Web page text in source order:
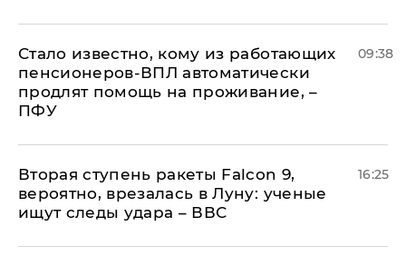
Стало известно, кому из работающих
пенсионеров-ВПЛ автоматически
продлят помощь на проживание, –
ПФУ
09:38
Вторая ступень ракеты Falcon 9,
вероятно, врезалась в Луну: ученые
ищут следы удара – ВВС
16:25